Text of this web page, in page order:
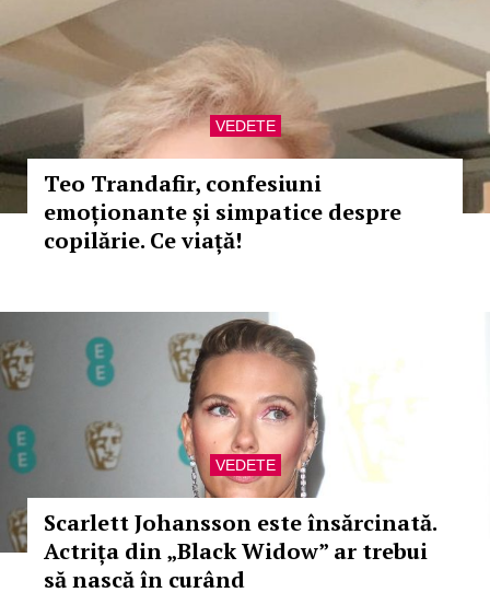
VEDETE
Teo Trandafir, confesiuni
emoționante și simpatice despre
copilărie. Ce viață!
VEDETE
Scarlett Johansson este însărcinată.
Actrița din „Black Widow” ar trebui
să nască în curând